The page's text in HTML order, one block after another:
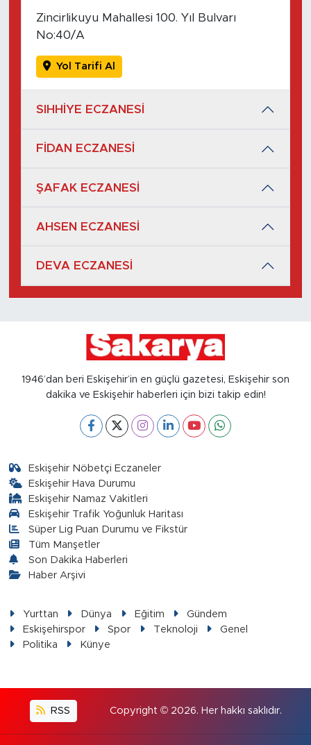
Zincirlikuyu Mahallesi 100. Yıl Bulvarı
No:40/A
Yol Tarifi Al
SIHHİYE ECZANESİ
FİDAN ECZANESİ
ŞAFAK ECZANESİ
AHSEN ECZANESİ
DEVA ECZANESİ
1946’dan beri Eskişehir’in en güçlü gazetesi, Eskişehir son
dakika ve Eskişehir haberleri için bizi takip edin!
Eskişehir Nöbetçi Eczaneler
Eskişehir Hava Durumu
Eskişehir Namaz Vakitleri
Eskişehir Trafik Yoğunluk Haritası
Süper Lig Puan Durumu ve Fikstür
Tüm Manşetler
Son Dakika Haberleri
Haber Arşivi
Yurttan Dünya Eğitim
Gündem
Eskişehirspor
Spor Teknoloji
Genel
Politika
Künye
RSS Copyright © 2026. Her hakkı saklıdır.